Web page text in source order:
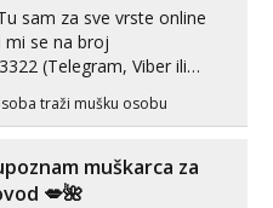
sam za sve vrste online
mi se na broj
(Telegram, Viber ili
traži mušku osobu
muškarca za
💋🌺